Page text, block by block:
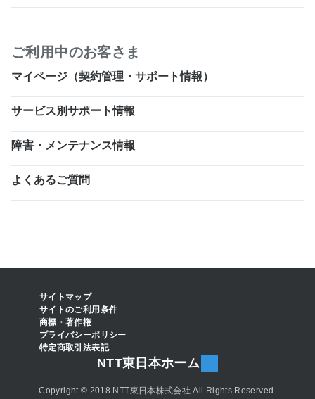
ご利用中のお客さま
マイページ（契約管理・サポート情報）
サービス別サポート情報
障害・メンテナンス情報
よくあるご質問
サイトマップ
サイトのご利用条件
商標・著作権
プライバシーポリシー
特定商取引法表記
NTT東日本ホーム
Copyright © 2018 NTT東日本株式会社 All Rights Reserved.